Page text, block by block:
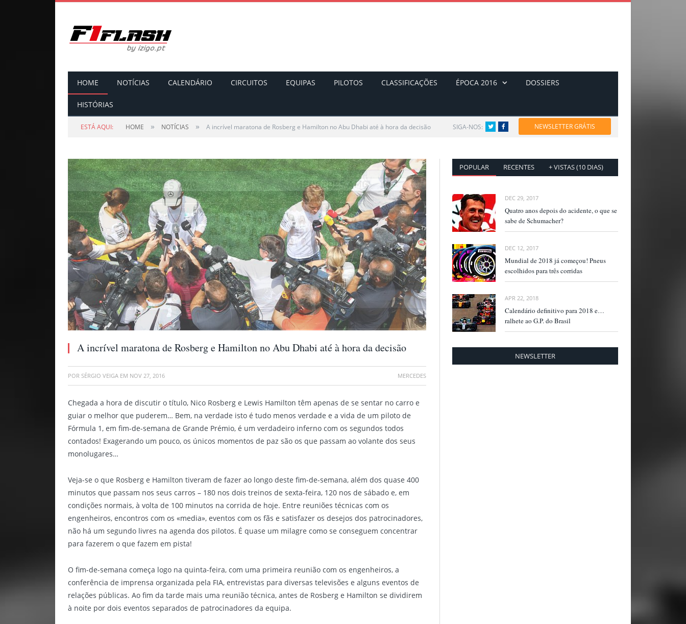
HOME NOTÍCIAS CALENDÁRIO CIRCUITOS EQUIPAS PILOTOS CLASSIFICAÇÕES ÉPOCA 2016 DOSSIERS
HISTÓRIAS
ESTÁ AQUI: HOME » NOTÍCIAS » A incrível maratona de Rosberg e Hamilton no Abu Dhabi até à hora da decisão SIGA-NOS: TwitterFacebook NEWSLETTER GRÁTIS
A incrível maratona de Rosberg e Hamilton no Abu Dhabi até à hora da decisão
POR SÉRGIO VEIGA EM NOV 27, 2016 MERCEDES
Chegada a hora de discutir o título, Nico Rosberg e Lewis Hamilton têm apenas de se sentar no carro e
guiar o melhor que puderem… Bem, na verdade isto é tudo menos verdade e a vida de um piloto de
Fórmula 1, em fim-de-semana de Grande Prémio, é um verdadeiro inferno com os segundos todos
contados! Exagerando um pouco, os únicos momentos de paz são os que passam ao volante dos seus
monolugares…
Veja-se o que Rosberg e Hamilton tiveram de fazer ao longo deste fim-de-semana, além dos quase 400
minutos que passam nos seus carros – 180 nos dois treinos de sexta-feira, 120 nos de sábado e, em
condições normais, à volta de 100 minutos na corrida de hoje. Entre reuniões técnicas com os
engenheiros, encontros com os «media», eventos com os fãs e satisfazer os desejos dos patrocinadores,
não há um segundo livres na agenda dos pilotos. É quase um milagre como se conseguem concentrar
para fazerem o que fazem em pista!
O fim-de-semana começa logo na quinta-feira, com uma primeira reunião com os engenheiros, a
conferência de imprensa organizada pela FIA, entrevistas para diversas televisões e alguns eventos de
relações públicas. Ao fim da tarde mais uma reunião técnica, antes de Rosberg e Hamilton se dividirem
à noite por dois eventos separados de patrocinadores da equipa.
POPULAR RECENTES + VISTAS (10 DIAS)
DEC 29, 2017
Quatro anos depois do acidente, o que se
sabe de Schumacher?
DEC 12, 2017
Mundial de 2018 já começou! Pneus
escolhidos para três corridas
APR 22, 2018
Calendário definitivo para 2018 e…
ralhete ao G.P. do Brasil
NEWSLETTER